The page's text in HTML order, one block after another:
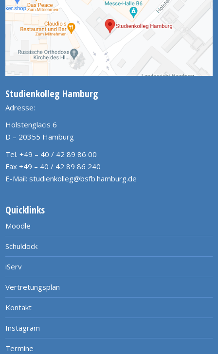
Studienkolleg Hamburg
Adresse:
Holstenglacis 6
D – 20355 Hamburg
Tel. +49 – 40 / 42 89 86 00
Fax +49 – 40 / 42 89 86 240
E-Mail: studienkolleg@bsfb.hamburg.de
Quicklinks
Moodle
Schuldock
iServ
Vertretungsplan
Kontakt
Instagram
Termine